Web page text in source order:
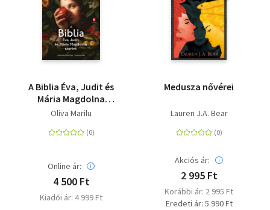
A Biblia Éva, Judit és
Mária Magdolna
szerint
Oliva Marilu
Online ár:
4 500 Ft
Kiadói ár: 4 999 Ft
Medusza nővérei
Lauren J.A. Bear
Akciós ár:
2 995 Ft
Korábbi ár: 2 995 Ft
Eredeti ár: 5 990 Ft